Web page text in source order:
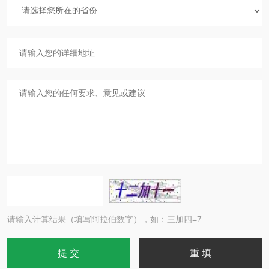
请输入计算结果（填写阿拉伯数字），如：三加四=7